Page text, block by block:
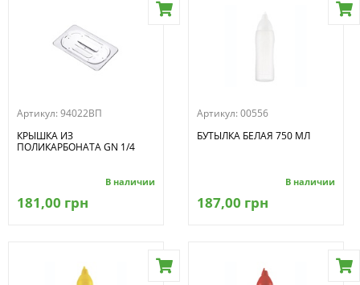
Артикул: 94022ВП
КРЫШКА ИЗ
ПОЛИКАРБОНАТА GN 1/4
В наличии
181,00 грн
Артикул: 00556
БУТЫЛКА БЕЛАЯ 750 МЛ
В наличии
187,00 грн